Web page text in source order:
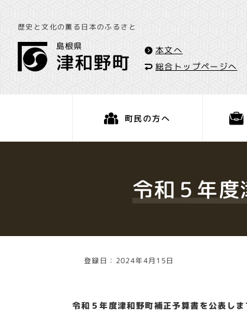
歴史と文化の薫る日本のふるさと
本文へ
総合トップページへ
町民の方へ
令和５年
登録日：2024年4月15日
令和５年度津和野町補正予算書を公表しま